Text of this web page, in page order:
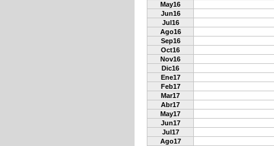
May16
Jun16
Jul16
Ago16
Sep16
Oct16
Nov16
Dic16
Ene17
Feb17
Mar17
Abr17
May17
Jun17
Jul17
Ago17